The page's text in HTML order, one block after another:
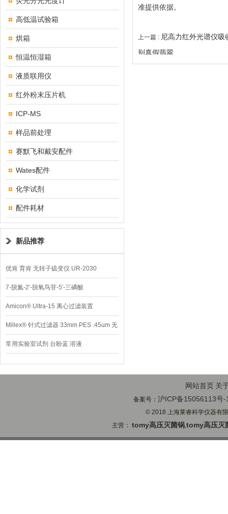
高低温试验箱
烘箱
恒温恒湿箱
液质联用仪
红外粉末压片机
ICP-MS
样品前处理
赛默飞和戴安配件
Wates配件
化学试剂
配件耗材
新品推荐
优肯 育肯 无转子硫变仪 UR-2030
7-脱氮-2′-脱氧鸟苷-5′-三磷酸
Amicon® Ultra-15 离心过滤装置
Millex® 针式过滤器 33mm PES .45um 无
菌
常用实验室试剂 台盼蓝 溶液
准提供依据。
上一篇 : 尼高力红外光谱仪
别真假翡翠
网站首页 关
备案号：沪ICP备15056113号-
© 2018 上海莱睿科学仪器有
主营：tomy高压灭菌锅,tomy高压灭